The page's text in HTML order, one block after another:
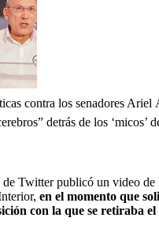
contra los senadores
detrás de los ‘micos’
de Twitter publicó un video
en el momento que
con la que se retiraba